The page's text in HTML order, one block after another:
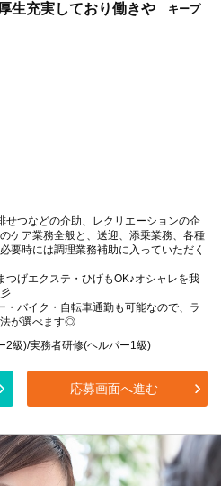
生充実しており働きや
キープ
せつなどの介助、レクリエーションの企
ケア業務全般と、送迎、添乗業務、各種
要時には調理業務補助に入っていただく
つげエクステ・ひげもOK♪オシャレを我
・バイク・自転車通勤も可能なので、ラ
法が選べます◎
2級)/実務者研修(ヘルパー1級)
応募画面へ進む